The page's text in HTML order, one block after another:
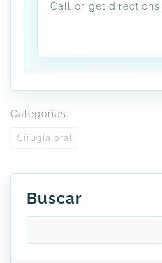
Call or get directions.
Categorías:
Cirugía oral
Buscar